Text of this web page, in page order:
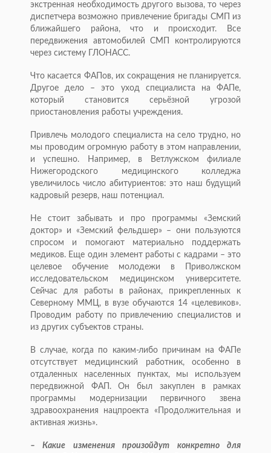
экстренная необходимость другого вызова, то через
диспетчера возможно привлечение бригады СМП из
ближайшего района, что и происходит. Все
передвижения автомобилей СМП контролируются
через систему ГЛОНАСС.
Что касается ФАПов, их сокращения не планируется.
Другое дело – это уход специалиста на ФАПе,
который становится серьёзной угрозой
приостановления работы учреждения.
Привлечь молодого специалиста на село трудно, но
мы проводим огромную работу в этом направлении,
и успешно. Например, в Ветлужском филиале
Нижегородского медицинского колледжа
увеличилось число абитуриентов: это наш будущий
кадровый резерв, наш потенциал.
Не стоит забывать и про программы «Земский
доктор» и «Земский фельдшер» – они пользуются
спросом и помогают материально поддержать
медиков. Еще один элемент работы с кадрами – это
целевое обучение молодежи в Приволжском
исследовательском медицинском университете.
Сейчас для работы в районах, прикрепленных к
Северному ММЦ, в вузе обучаются 14 «целевиков».
Проводим работу по привлечению специалистов и
из других субъектов страны.
В случае, когда по каким-либо причинам на ФАПе
отсутствует медицинский работник, особенно в
отдаленных населенных пунктах, мы используем
передвижной ФАП. Он был закуплен в рамках
программы модернизации первичного звена
здравоохранения нацпроекта «Продолжительная и
активная жизнь».
– Какие изменения произойдут конкретно для